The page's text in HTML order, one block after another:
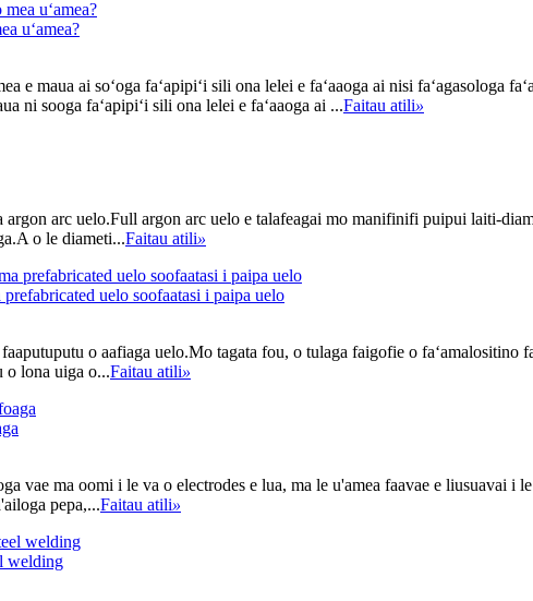
uʻamea?
e maua ai soʻoga faʻapipiʻi sili ona lelei e faʻaaoga ai nisi faʻagasologa
ni sooga faʻapipiʻi sili ona lelei e faʻaaoga ai ...Faitau atili»
argon arc uelo.Full argon arc uelo e talafeagai mo manifinifi puipui laiti-
o le diameti...Faitau atili»
uelo soofaatasi i paipa uelo
o aafiaga uelo.Mo tagata fou, o tulaga faigofie o faʻamalositino
o lona uiga o...Faitau atili»
vae ma oomi i le va o electrodes e lua, ma le u'amea faavae e liusuavai i
pepa,...Faitau atili»
welding